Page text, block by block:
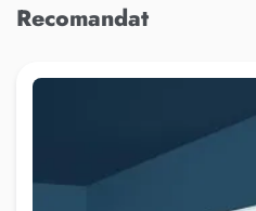
Recomandat